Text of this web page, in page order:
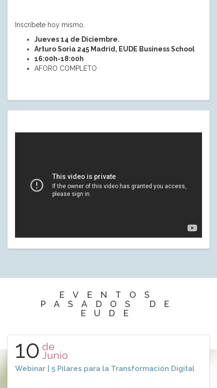
Inscríbete hoy mismo,
Jueves 14 de Diciembre.
Arturo Soria 245 Madrid, EUDE Business School
16:00h-18:00h
AFORO COMPLETO
EVENTOS
PASADOS DE
EUDE
10 de
Junio
Webinar | 5 Pilares para la Transformación Digital